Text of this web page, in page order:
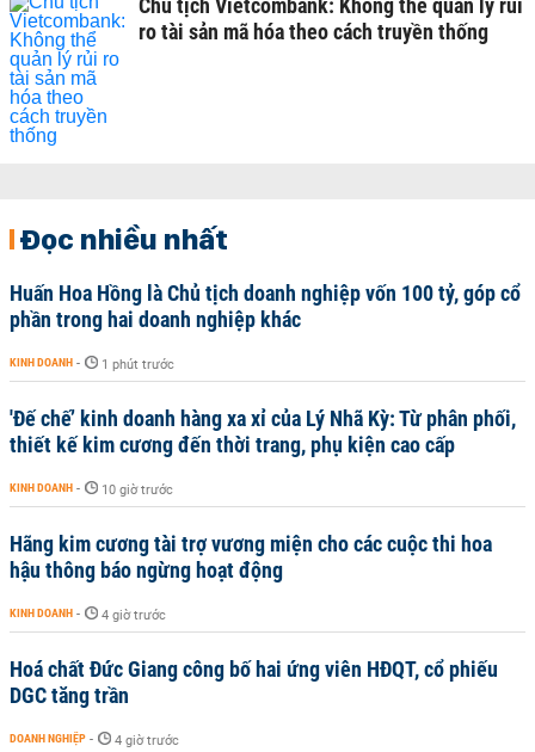
Chủ tịch Vietcombank: Không thể quản lý rủi
ro tài sản mã hóa theo cách truyền thống
Đọc nhiều nhất
Huấn Hoa Hồng là Chủ tịch doanh nghiệp vốn 100 tỷ, góp cổ
phần trong hai doanh nghiệp khác
KINH DOANH - 1 phút trước
'Đế chế’ kinh doanh hàng xa xỉ của Lý Nhã Kỳ: Từ phân phối,
thiết kế kim cương đến thời trang, phụ kiện cao cấp
KINH DOANH - 10 giờ trước
Hãng kim cương tài trợ vương miện cho các cuộc thi hoa
hậu thông báo ngừng hoạt động
KINH DOANH - 4 giờ trước
Hoá chất Đức Giang công bố hai ứng viên HĐQT, cổ phiếu
DGC tăng trần
DOANH NGHIỆP - 4 giờ trước